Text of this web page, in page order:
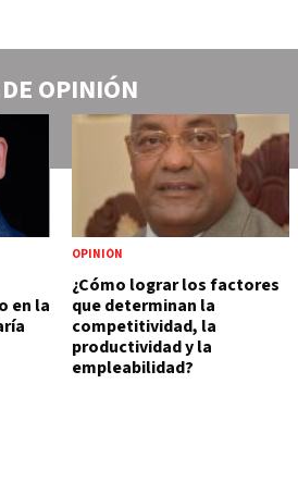
OPINIÓN
en la
OPINIÓN
¿Cómo lograr los factores
que determinan la
competitividad, la
productividad y la
empleabilidad?